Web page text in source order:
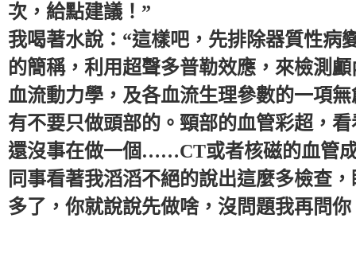
次，給點建議！”
我喝著水說：“這樣吧，先排除器質性病
的簡稱，利用超聲多普勒效應，來檢測
血流動力學，及各血流生理參數的一項
有不要只做頭部的。頸部的血管彩超，
還沒事在做一個……CT或者核磁的血管
同事看著我滔滔不絕的說出這麼多檢查
多了，你就說說先做啥，沒問題我再問你